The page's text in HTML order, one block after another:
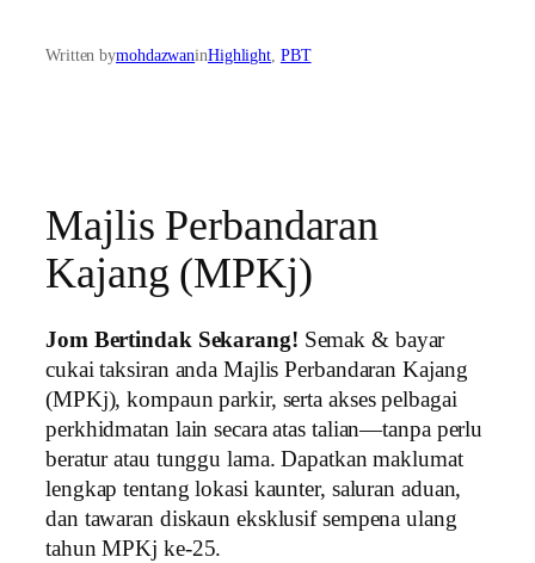
Written bymohdazwaninHighlight, PBT
Majlis Perbandaran
Kajang (MPKj)
Jom Bertindak Sekarang! Semak & bayar
cukai taksiran anda Majlis Perbandaran Kajang
(MPKj), kompaun parkir, serta akses pelbagai
perkhidmatan lain secara atas talian—tanpa perlu
beratur atau tunggu lama. Dapatkan maklumat
lengkap tentang lokasi kaunter, saluran aduan,
dan tawaran diskaun eksklusif sempena ulang
tahun MPKj ke-25.